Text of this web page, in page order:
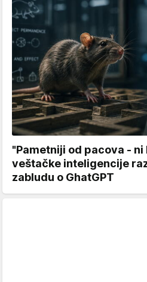
"Pametniji od pacova - ni
veštačke inteligencije
zabludu o GhatGPT